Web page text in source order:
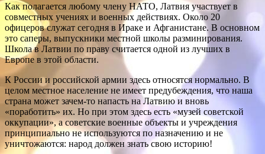
Как полагается любому члену НАТО, Латвия участвует в
совместных учениях и военных действиях. Около 20
офицеров служат сегодня в Ираке и Афганистане. В основном
это саперы, выпускники местной школы разминирования.
Школа в Латвии по праву считается одной из лучших в
Европе в этой области.
К России и российской армии здесь относятся нормально. В
целом местное население не имеет предубеждения, что наша
страна может зачем-то напасть на Латвию и вновь
«поработить» их. Но при этом здесь есть «музей советской
оккупации», а советские военные объекты и учреждения
принципиально не используются по назначению и не
уничтожаются: народ должен знать свою историю!